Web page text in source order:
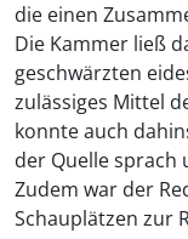
die einen
Die Kammer ließ
geschwärzten
zulässiges Mittel
konnte auch
der Quelle sprach
Zudem war der
Schauplätzen zur